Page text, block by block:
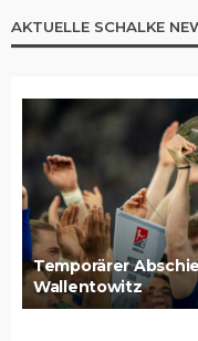
AKTUELLE SCHALKE
Temporärer
Wallentowitz